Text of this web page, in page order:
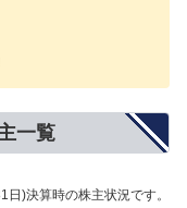
一覧
決算時の株主状況です。